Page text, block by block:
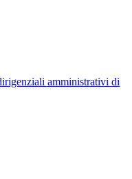
amministrativi di